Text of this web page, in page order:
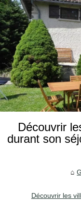
Découvrir
durant son
Découvrir les